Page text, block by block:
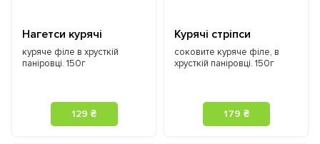
Нагетси курячі
куряче філе в хрусткій
паніровці. 150г
129 ₴
Курячі стріпси
соковите куряче філе, в
хрусткій паніровці. 150г
179 ₴